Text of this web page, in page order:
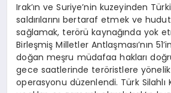
Irak’ın ve Suriye’nin kuzeyinden
saldırılarını bertaraf etmek ve
sağlamak, terörü kaynağında yok
Birleşmiş Milletler Antlaşması’nın
doğan meşru müdafaa hakları
gece saatlerinde teröristlere yönelik
operasyonu düzenlendi. Türk Silahlı